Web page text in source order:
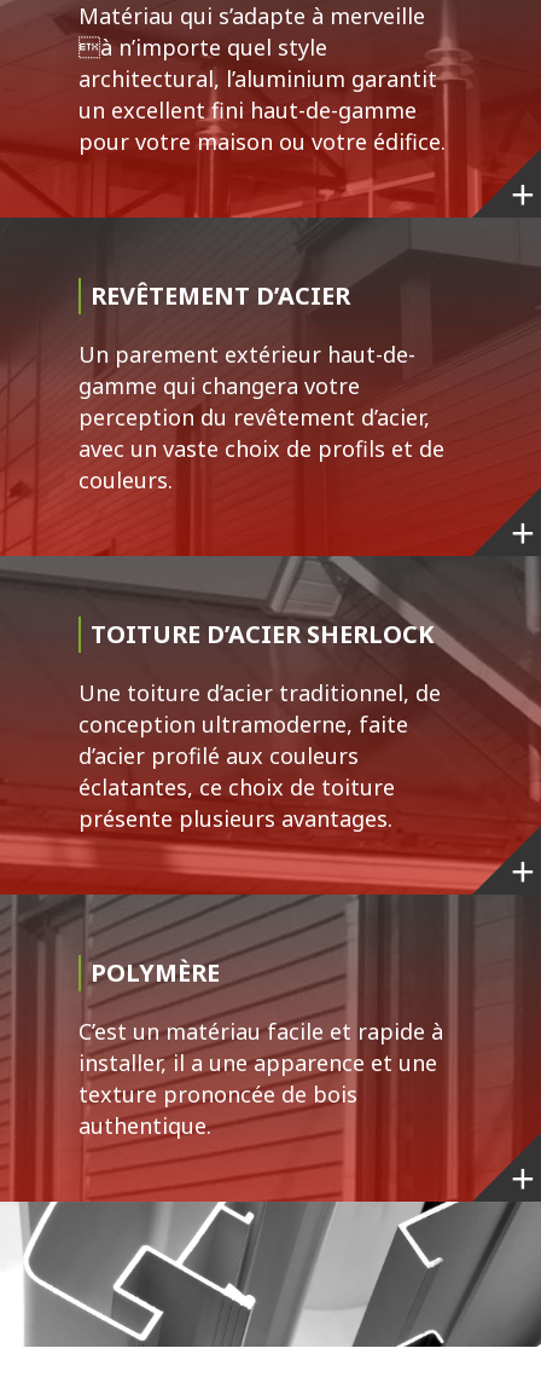
Matériau qui s’adapte à merveille
à n’importe quel style
architectural, l’aluminium garantit
un excellent fini haut-de-gamme
pour votre maison ou votre édifice.
REVÊTEMENT D’ACIER
Un parement extérieur haut-de-
gamme qui changera votre
perception du revêtement d’acier,
avec un vaste choix de profils et de
couleurs.
TOITURE D’ACIER SHERLOCK
Une toiture d’acier traditionnel, de
conception ultramoderne, faite
d’acier profilé aux couleurs
éclatantes, ce choix de toiture
présente plusieurs avantages.
POLYMÈRE
C’est un matériau facile et rapide à
installer, il a une apparence et une
texture prononcée de bois
authentique.